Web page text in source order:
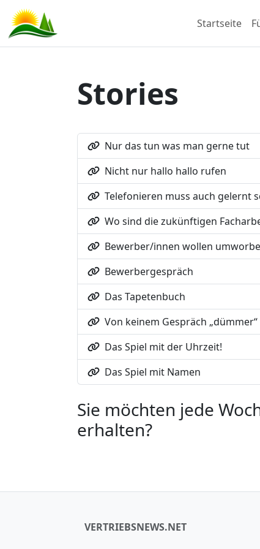
Startseite
Stories
Nur das tun was man gerne tut
Nicht nur hallo hallo rufen
Telefonieren muss auch gelernt
Wo sind die zukünftigen
Bewerber/innen wollen
Bewerbergespräch
Das Tapetenbuch
Von keinem Gespräch
Das Spiel mit der Uhrzeit!
Das Spiel mit Namen
Sie möchten jede
erhalten?
VERTRIEBSNEWS.NET